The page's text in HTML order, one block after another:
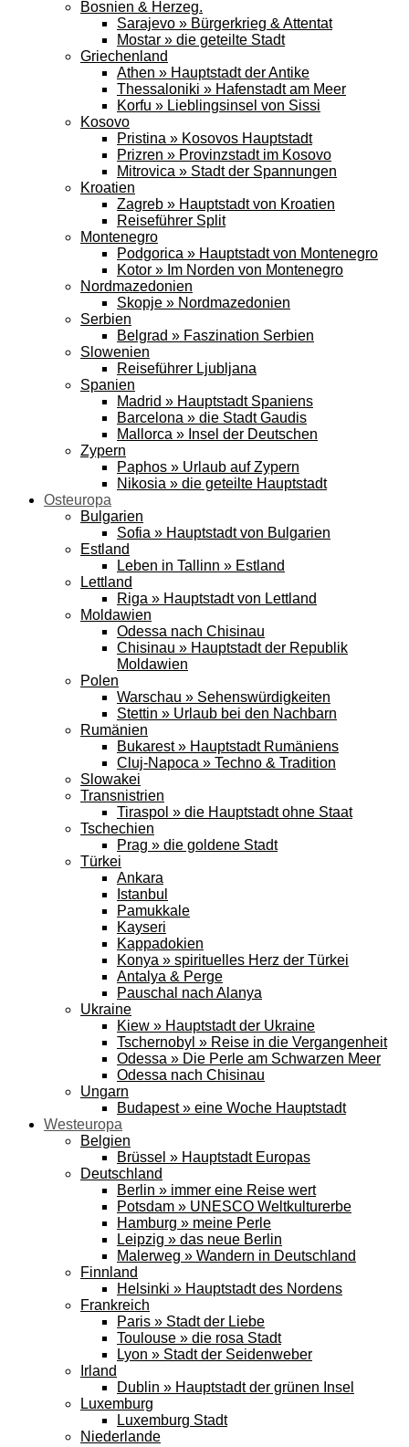
Bosnien & Herzeg.
Sarajevo » Bürgerkrieg & Attentat
Mostar » die geteilte Stadt
Griechenland
Athen » Hauptstadt der Antike
Thessaloniki » Hafenstadt am Meer
Korfu » Lieblingsinsel von Sissi
Kosovo
Pristina » Kosovos Hauptstadt
Prizren » Provinzstadt im Kosovo
Mitrovica » Stadt der Spannungen
Kroatien
Zagreb » Hauptstadt von Kroatien
Reiseführer Split
Montenegro
Podgorica » Hauptstadt von Montenegro
Kotor » Im Norden von Montenegro
Nordmazedonien
Skopje » Nordmazedonien
Serbien
Belgrad » Faszination Serbien
Slowenien
Reiseführer Ljubljana
Spanien
Madrid » Hauptstadt Spaniens
Barcelona » die Stadt Gaudis
Mallorca » Insel der Deutschen
Zypern
Paphos » Urlaub auf Zypern
Nikosia » die geteilte Hauptstadt
Osteuropa
Bulgarien
Sofia » Hauptstadt von Bulgarien
Estland
Leben in Tallinn » Estland
Lettland
Riga » Hauptstadt von Lettland
Moldawien
Odessa nach Chisinau
Chisinau » Hauptstadt der Republik
Moldawien
Polen
Warschau » Sehenswürdigkeiten
Stettin » Urlaub bei den Nachbarn
Rumänien
Bukarest » Hauptstadt Rumäniens
Cluj-Napoca » Techno & Tradition
Slowakei
Transnistrien
Tiraspol » die Hauptstadt ohne Staat
Tschechien
Prag » die goldene Stadt
Türkei
Ankara
Istanbul
Pamukkale
Kayseri
Kappadokien
Konya » spirituelles Herz der Türkei
Antalya & Perge
Pauschal nach Alanya
Ukraine
Kiew » Hauptstadt der Ukraine
Tschernobyl » Reise in die Vergangenheit
Odessa » Die Perle am Schwarzen Meer
Odessa nach Chisinau
Ungarn
Budapest » eine Woche Hauptstadt
Westeuropa
Belgien
Brüssel » Hauptstadt Europas
Deutschland
Berlin » immer eine Reise wert
Potsdam » UNESCO Weltkulturerbe
Hamburg » meine Perle
Leipzig » das neue Berlin
Malerweg » Wandern in Deutschland
Finnland
Helsinki » Hauptstadt des Nordens
Frankreich
Paris » Stadt der Liebe
Toulouse » die rosa Stadt
Lyon » Stadt der Seidenweber
Irland
Dublin » Hauptstadt der grünen Insel
Luxemburg
Luxemburg Stadt
Niederlande